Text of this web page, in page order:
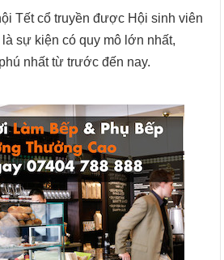
Tết cổ truyền được Hội sinh viên
sự kiện có quy mô lớn nhất,
nhất từ trước đến nay.